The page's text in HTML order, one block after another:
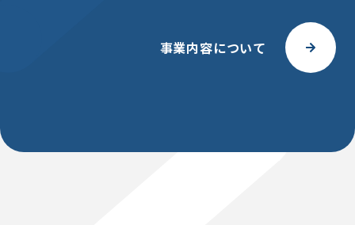
事業内容について